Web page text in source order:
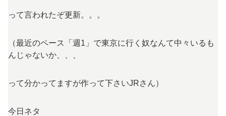
って言われたぞ更新。。。
（最近のペース「週1」で東京に行く奴なんて中々いるも
んじゃないか、、、
って分かってますが作って下さいJRさん）
今日ネタ